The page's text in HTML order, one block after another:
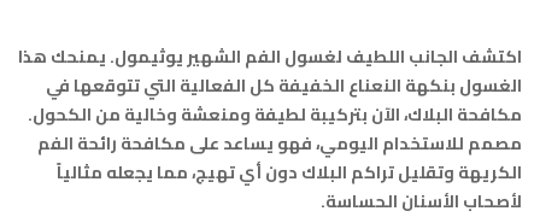
اكتشف الجانب اللطيف لغسول الفم الشهير يوثيمول. يمنحك هذا
الغسول بنكهة النعناع الخفيفة كل الفعالية التي تتوقعها في
مكافحة البلاك، الآن بتركيبة لطيفة ومنعشة وخالية من الكحول.
مصمم للاستخدام اليومي، فهو يساعد على مكافحة رائحة الفم
الكريهة وتقليل تراكم البلاك دون أي تهيج، مما يجعله مثالياً
لأصحاب الأسنان الحساسة.